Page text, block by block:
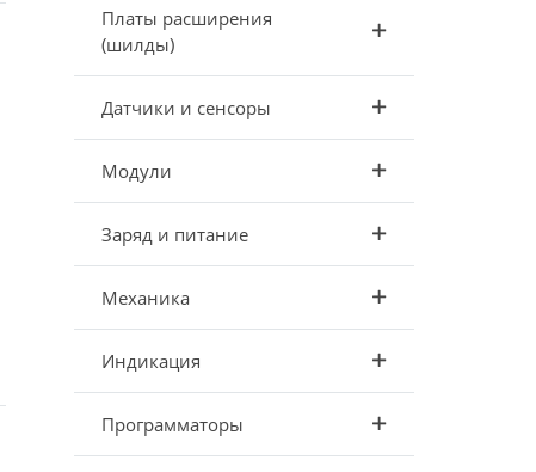
Платы расширения
(шилды)
Датчики и сенсоры
Модули
Заряд и питание
Механика
Индикация
Программаторы